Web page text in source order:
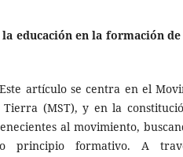
la educación en la formación
Este artículo se centra en el
Tierra (MST), y en la
al movimiento,
principio formativo. A